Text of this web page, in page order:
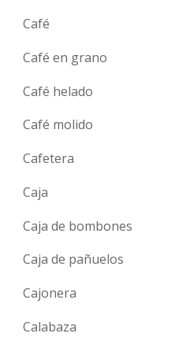
Café
Café en grano
Café helado
Café molido
Cafetera
Caja
Caja de bombones
Caja de pañuelos
Cajonera
Calabaza